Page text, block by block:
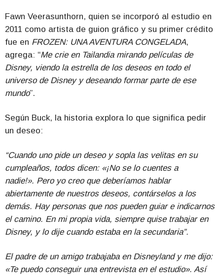
Fawn Veerasunthorn, quien se incorporó al estudio en
2011 como artista de guion gráfico y su primer crédito
fue en FROZEN: UNA AVENTURA CONGELADA,
agrega: “Me crie en Tailandia mirando películas de
Disney, viendo la estrella de los deseos en todo el
universo de Disney y deseando formar parte de ese
mundo”.
Según Buck, la historia explora lo que significa pedir
un deseo:
“Cuando uno pide un deseo y sopla las velitas en su
cumpleaños, todos dicen: «¡No se lo cuentes a
nadie!». Pero yo creo que deberíamos hablar
abiertamente de nuestros deseos, contárselos a los
demás. Hay personas que nos pueden guiar e indicarnos
el camino. En mi propia vida, siempre quise trabajar en
Disney, y lo dije cuando estaba en la secundaria”.
El padre de un amigo trabajaba en Disneyland y me dijo:
«Te puedo conseguir una entrevista en el estudio». Así